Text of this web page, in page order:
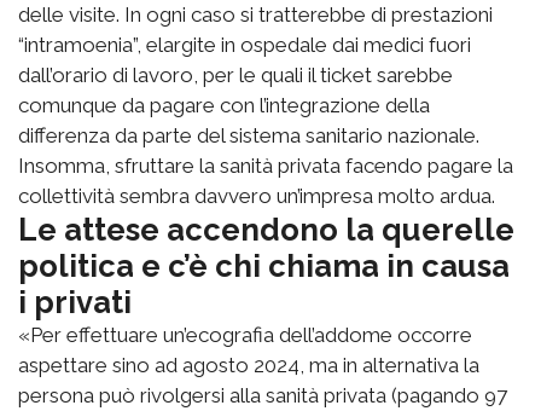
delle visite. In ogni caso si tratterebbe di prestazioni
“intramoenia”, elargite in ospedale dai medici fuori
dall’orario di lavoro, per le quali il ticket sarebbe
comunque da pagare con l’integrazione della
differenza da parte del sistema sanitario nazionale.
Insomma, sfruttare la sanità privata facendo pagare la
collettività sembra davvero un’impresa molto ardua.
Le attese accendono la querelle
politica e c’è chi chiama in causa
i privati
«Per effettuare un’ecografia dell’addome occorre
aspettare sino ad agosto 2024, ma in alternativa la
persona può rivolgersi alla sanità privata (pagando 97